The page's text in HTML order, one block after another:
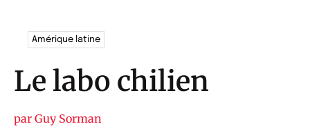
Amérique latine
Le labo chilien
par Guy Sorman